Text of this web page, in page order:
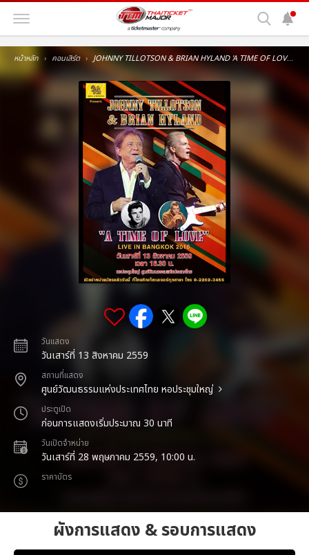
หน้าหลัก คอนเสิร์ต JOHNNY TILLOTSON & BRIAN HYLAND 'A TIME OF LOVE' LIVE IN BANGKOK 2016
วันแสดง
วันเสาร์ที่ 13 สิงหาคม 2559
สถานที่แสดง
ศูนย์วัฒนธรรมแห่งประเทศไทย หอประชุมใหญ่
ประตูเปิด
ก่อนการแสดงเริ่มประมาณ 30 นาที
วันเปิดจำหน่าย
วันเสาร์ที่ 28 พฤษภาคม 2559, 10:00 น.
ราคาบัตร
ผังการแสดง & รอบการแสดง